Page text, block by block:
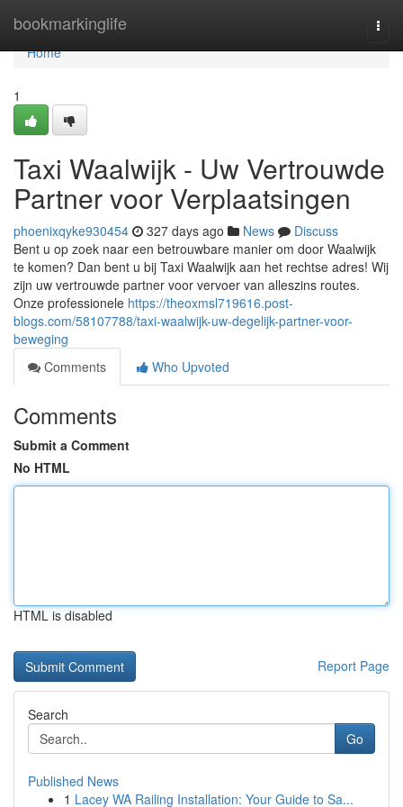
bookmarkinglife
Home
Home
1
Taxi Waalwijk - Uw Vertrouwde
Partner voor Verplaatsingen
phoenixqyke930454 327 days ago News
Discuss
Bent u op zoek naar een betrouwbare manier om door Waalwijk
te komen? Dan bent u bij Taxi Waalwijk aan het rechtse adres! Wij
zijn uw vertrouwde partner voor vervoer van alleszins routes.
Onze professionele https://theoxmsl719616.post-
blogs.com/58107788/taxi-waalwijk-uw-degelijk-partner-voor-
beweging
Comments
Who Upvoted
Comments
Submit a Comment
No HTML
HTML is disabled
Report Page
Search
Go
Published News
1 Lacey WA Railing Installation: Your Guide to Sa...